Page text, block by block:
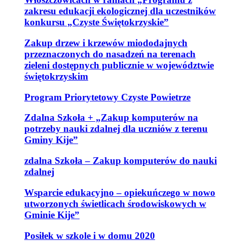
zakresu edukacji ekologicznej dla uczestników
konkursu „Czyste Świętokrzyskie”
Zakup drzew i krzewów miododajnych
przeznaczonych do nasadzeń na terenach
zieleni dostępnych publicznie w województwie
świętokrzyskim
Program Priorytetowy Czyste Powietrze
Zdalna Szkoła + „Zakup komputerów na
potrzeby nauki zdalnej dla uczniów z terenu
Gminy Kije”
zdalna Szkoła – Zakup komputerów do nauki
zdalnej
Wsparcie edukacyjno – opiekuńczego w nowo
utworzonych świetlicach środowiskowych w
Gminie Kije”
Posiłek w szkole i w domu 2020